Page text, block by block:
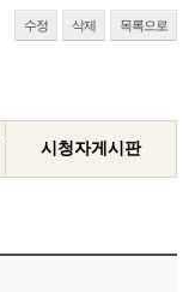
수정 삭제 목록으로
시청자게시판